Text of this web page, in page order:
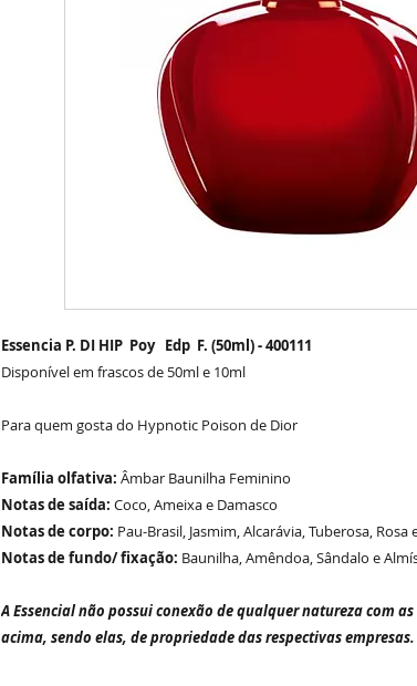
Essencia P. DI HIP Poy Edp F. (50ml) - 400111
Disponível em frascos de 50ml e 10ml
Para quem gosta do Hypnotic Poison de Dior
Família olfativa: Âmbar Baunilha Feminino
Notas de saída: Coco, Ameixa e Damasco
Notas de corpo: Pau-Brasil, Jasmim, Alcarávia, Tuberosa, Rosa
Notas de fundo/ fixação: Baunilha, Amêndoa, Sândalo e
A Essencial não possui conexão de qualquer natureza com
acima, sendo elas, de propriedade das respectivas empresas.